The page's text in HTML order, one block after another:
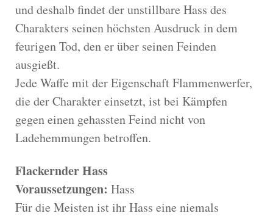
und deshalb findet der unstillbare Hass des
Charakters seinen höchsten Ausdruck in dem
feurigen Tod, den er über seinen Feinden
ausgießt.
Jede Waffe mit der Eigenschaft Flammenwerfer,
die der Charakter einsetzt, ist bei Kämpfen
gegen einen gehassten Feind nicht von
Ladehemmungen betroffen.
Flackernder Hass
Voraussetzungen: Hass
Für die Meisten ist ihr Hass eine niemals